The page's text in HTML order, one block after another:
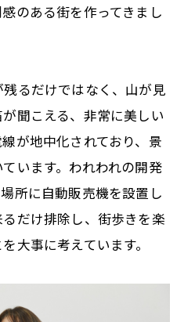
のある街を作ってきまし
るだけではなく、山が見
聞こえる、非常に美しい
が地中化されており、景
います。われわれの開発
所に自動販売機を設置し
だけ排除し、街歩きを楽
大事に考えています。